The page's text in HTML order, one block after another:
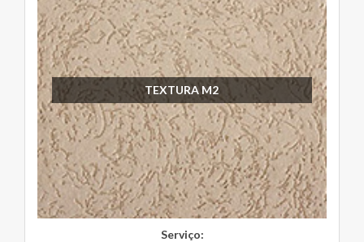
TEXTURA M2
Serviço: